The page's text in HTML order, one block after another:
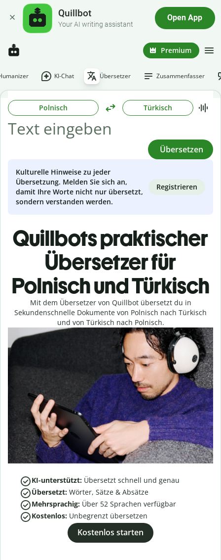
Quillbot
Your AI writing assistant
Open App
Premium
KI-Chat Übersetzer Zusammenfasser
Polnisch Türkisch
Übersetzen
Kulturelle Hinweise zu jeder
Übersetzung. Melden Sie sich an,
damit Ihre Worte nicht nur übersetzt,
sondern verstanden werden.
Registrieren
Quillbots praktischer
Übersetzer für
Polnisch und Türkisch
Mit dem Übersetzer von Quillbot übersetzt du in
Sekundenschnelle Dokumente von Polnisch nach Türkisch
und von Türkisch nach Polnisch.
KI-unterstützt: Übersetzt schnell und genau
Übersetzt: Wörter, Sätze & Absätze
Mehrsprachig: Über 52 Sprachen verfügbar
Kostenlos: Unbegrenzt übersetzen
Kostenlos starten